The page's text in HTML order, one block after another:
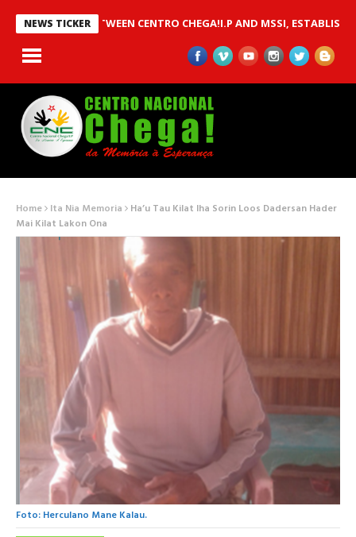
NEWS TICKER
MOU BETWEEN CENTRO CHEGA!I.P AND MSSI, ESTABLISHED TO
Home Ita Nia Memoria Ha’u Tau Kilat Iha Sorin Loos Dadersan Hader
Mai Kilat Lakon Ona
Foto: Herculano Mane Kalau.